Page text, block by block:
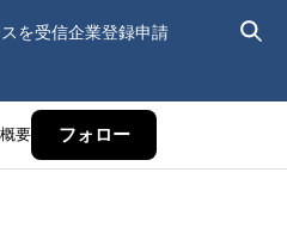
を受信企業登録申請
要 フォロー